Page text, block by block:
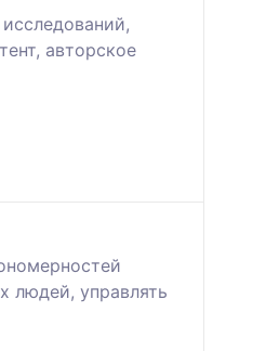
авторское
людей, управлять